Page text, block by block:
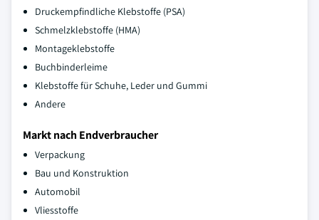
Druckempfindliche Klebstoffe (PSA)
Schmelzklebstoffe (HMA)
Montageklebstoffe
Buchbinderleime
Klebstoffe für Schuhe, Leder und Gummi
Andere
Markt nach Endverbraucher
Verpackung
Bau und Konstruktion
Automobil
Vliesstoffe